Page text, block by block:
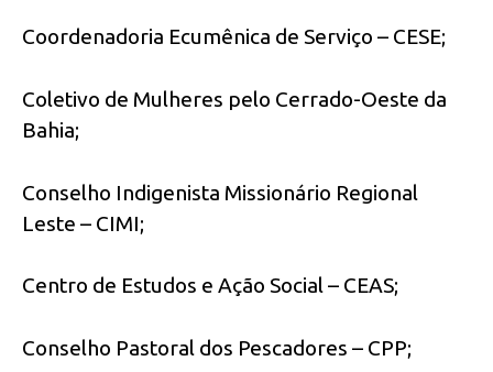
Coordenadoria Ecumênica de Serviço – CESE;
Coletivo de Mulheres pelo Cerrado-Oeste da
Bahia;
Conselho Indigenista Missionário Regional
Leste – CIMI;
Centro de Estudos e Ação Social – CEAS;
Conselho Pastoral dos Pescadores – CPP;